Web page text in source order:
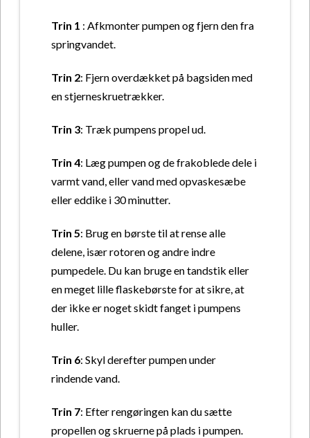
Trin 1 : Afkmonter pumpen og fjern den fra
springvandet.
Trin 2: Fjern overdækket på bagsiden med
en stjerneskruetrækker.
Trin 3: Træk pumpens propel ud.
Trin 4: Læg pumpen og de frakoblede dele i
varmt vand, eller vand med opvaskesæbe
eller eddike i 30 minutter.
Trin 5: Brug en børste til at rense alle
delene, især rotoren og andre indre
pumpedele. Du kan bruge en tandstik eller
en meget lille flaskebørste for at sikre, at
der ikke er noget skidt fanget i pumpens
huller.
Trin 6: Skyl derefter pumpen under
rindende vand.
Trin 7: Efter rengøringen kan du sætte
propellen og skruerne på plads i pumpen.